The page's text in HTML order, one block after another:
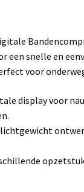
een snelle en
voor
display voor